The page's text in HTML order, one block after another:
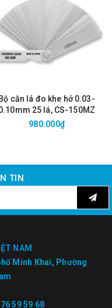
Bộ căn lá đo khe hở 0.03-
25 lá, CS-150MZ
980.000₫
TIN
NAM
Minh Khai, Phường
59 59 68